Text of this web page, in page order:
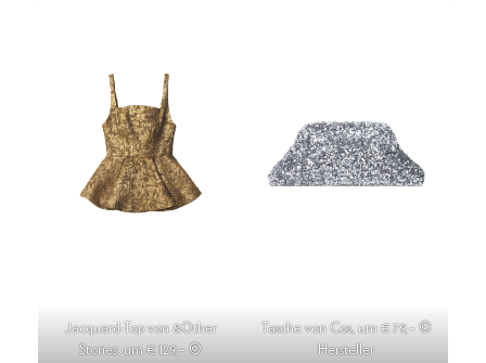
Jacquard-Top von &Other
Stories. um € 129,– ©
Tasche von Cos, um € 79,– ©
Hersteller